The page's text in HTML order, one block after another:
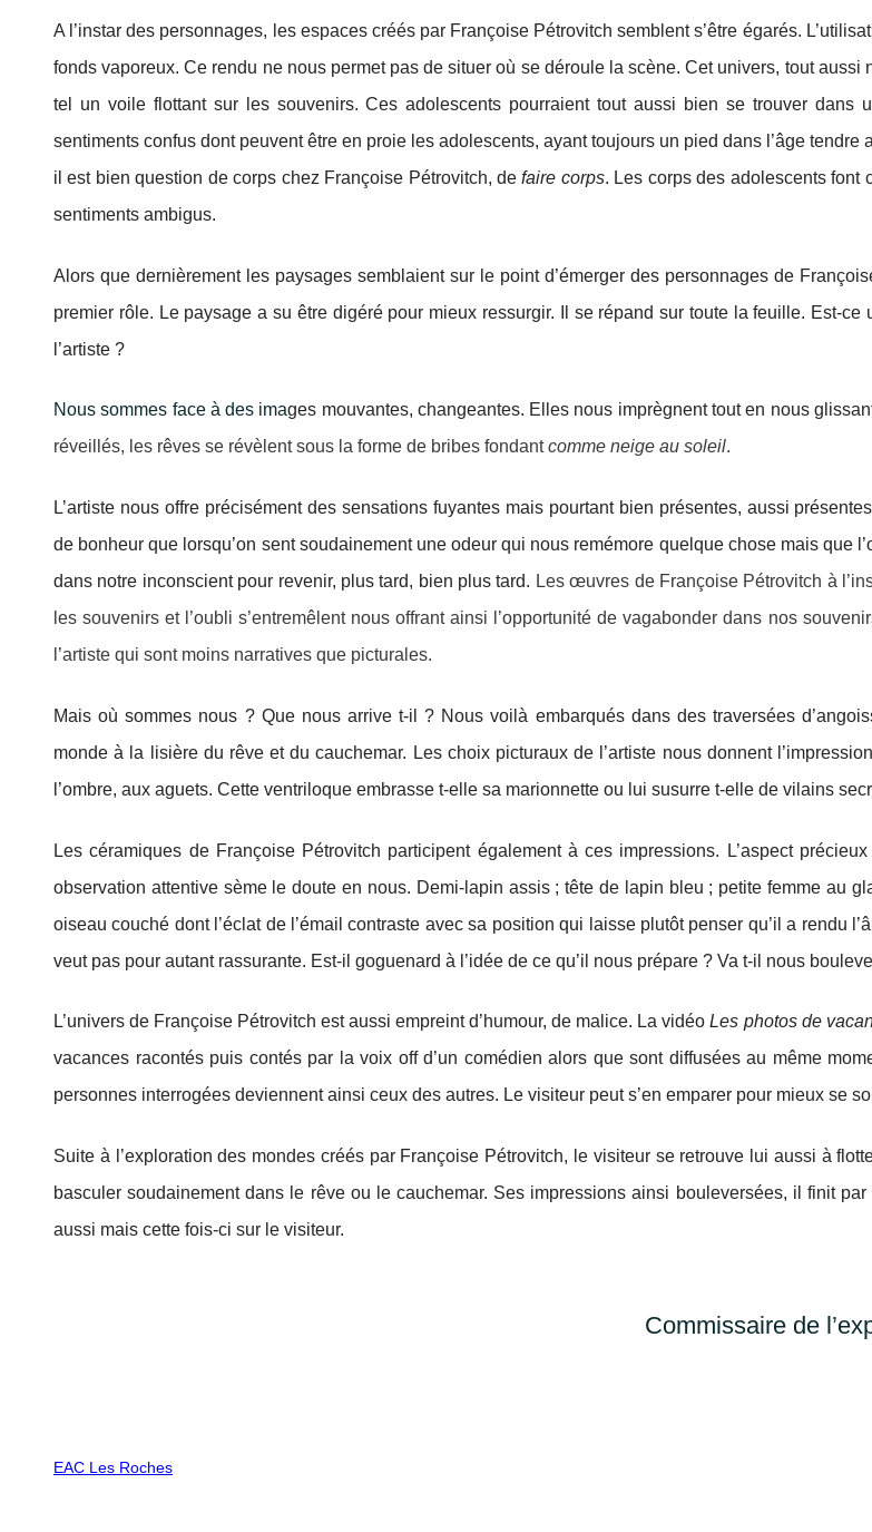
A l’instar des personnages, les espaces créés par Françoise Pétrovitch semblent s’être égarés.
fonds vaporeux. Ce rendu ne nous permet pas de situer où se déroule la scène. Cet univers, tout
tel un voile flottant sur les souvenirs. Ces adolescents pourraient tout aussi bien se trouver dans
sentiments confus dont peuvent être en proie les adolescents, ayant toujours un pied dans l’âge
il est bien question de corps chez Françoise Pétrovitch, defaire corps. Les corps des adolescents font
sentiments ambigus.
Alors que dernièrement les paysages semblaient sur le point d’émerger des personnages de
premier rôle. Le paysage a su être digéré pour mieux ressurgir. Il se répand sur toute la feuille. Est-
l’artiste ?
Nous sommes face à des images mouvantes, changeantes. Elles nous imprègnent tout en nous
réveillés, les rêves se révèlent sous la forme de bribes fondantcomme neige au soleil.
L’artiste nous offre précisément des sensations fuyantes mais pourtant bien présentes, aussi
de bonheur que lorsqu’on sent soudainement une odeur qui nous remémore quelque chose mais que
dans notre inconscient pour revenir, plus tard, bien plus tard. Les œuvres de Françoise Pétrovitch à
les souvenirs et l’oubli s’entremêlent nous offrant ainsi l’opportunité de vagabonder dans nos
l’artiste qui sont moins narratives que picturales.
Mais où sommes nous ? Que nous arrive t-il ? Nous voilà embarqués dans des traversées
mondeà la lisière du rêve et du cauchemar. Les choix picturaux de l’artiste nous donnent
l’ombre, aux aguets. Cette ventriloque embrasse t-elle sa marionnette ou lui susurre t-elle de vilains
Les céramiques de Françoise Pétrovitch participent également à ces impressions. L’aspect
observation attentive sème le doute en nous. Demi-lapin assis ; tête de lapin bleu ; petite femme au
oiseau couché dont l’éclat de l’émail contraste avec sa position qui laisse plutôt penser qu’il a rendu
veut pas pour autant rassurante. Est-il goguenard à l’idée de ce qu’il nous prépare ? Va t-il nous
L’univers de Françoise Pétrovitch est aussi empreint d’humour, de malice. La vidéoLes photos de
vacances racontés puis contés par la voix off d’un comédien alors que sont diffusées au même
personnes interrogées deviennent ainsi ceux des autres. Le visiteur peut s’en emparer pour mieux se
Suite à l’exploration des mondes créés par Françoise Pétrovitch, le visiteur se retrouve lui aussi à
basculer soudainement dans le rêve ou le cauchemar. Ses impressions ainsi bouleversées, il finit
aussi mais cette fois-ci sur le visiteur.
Commissaire de
EAC Les Roches